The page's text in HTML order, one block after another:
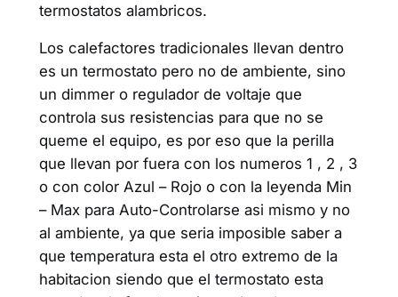
termostatos alambricos.
Los calefactores tradicionales llevan dentro
es un termostato pero no de ambiente, sino
un dimmer o regulador de voltaje que
controla sus resistencias para que no se
queme el equipo, es por eso que la perilla
que llevan por fuera con los numeros 1 , 2 , 3
o con color Azul – Rojo o con la leyenda Min
– Max para Auto-Controlarse asi mismo y no
al ambiente, ya que seria imposible saber a
que temperatura esta el otro extremo de la
habitacion siendo que el termostato esta